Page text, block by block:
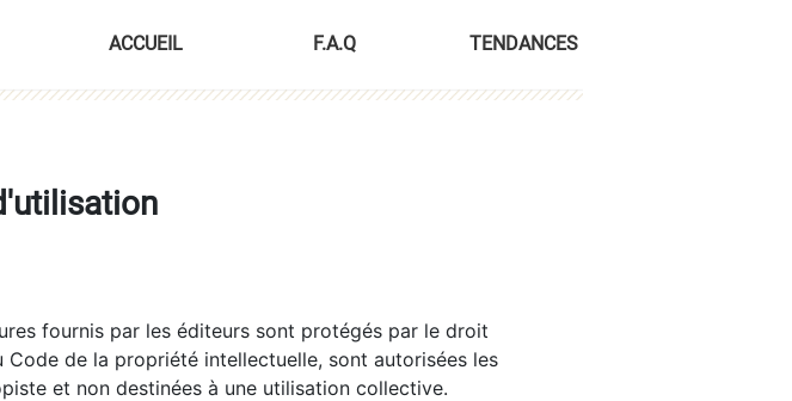
ACCUEIL F.A.Q TENDANCES
fournis par les éditeurs sont protégés par le droit
de la propriété intellectuelle, sont autorisées les
et non destinées à une utilisation collective.